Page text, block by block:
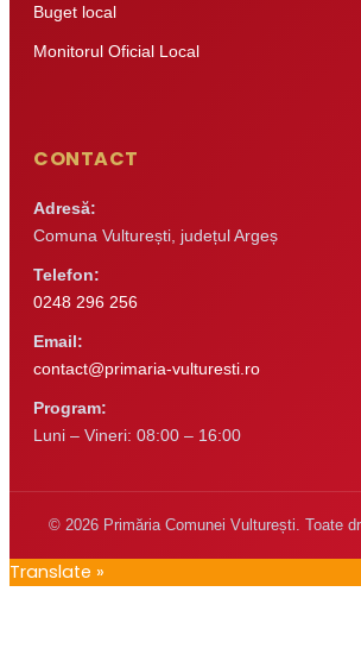
Buget local
Monitorul Oficial Local
CONTACT
Adresă:
Comuna Vulturești, județul Argeș
Telefon:
0248 296 256
Email:
contact@primaria-vulturesti.ro
Program:
Luni – Vineri: 08:00 – 16:00
© 2026 Primăria Comunei Vulturești. Toate
Translate »